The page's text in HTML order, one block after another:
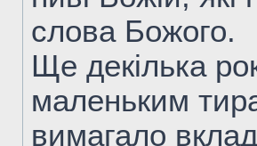
слова Божого.
Ще декілька
маленьким
вимагало